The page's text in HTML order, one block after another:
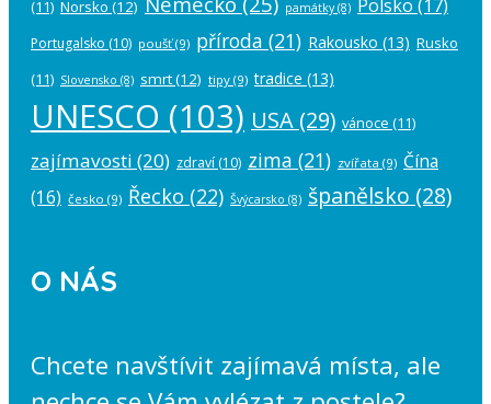
(11) Norsko (12) památky(8) Polsko (17)
Portugalsko (10) poušť(9) příroda (21) Rakousko (13) Rusko
(11) Slovensko (8) smrt(12) tipy (9) tradice (13)
UNESCO (103) USA (29) vánoce (11)
zajímavosti (20) zdraví (10) zima (21) zvířata (9) Čína
(16) česko (9) Řecko (22) Švýcarsko (8) španělsko (28)
O NÁS
Chcete navštívit zajímavá místa, ale